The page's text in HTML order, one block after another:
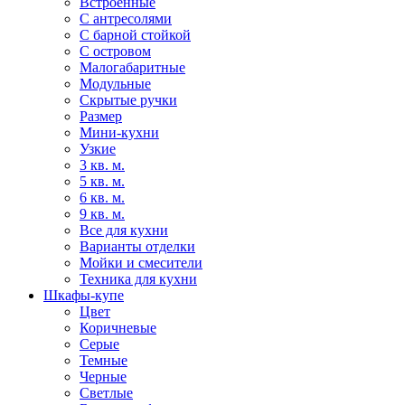
С антресолями
С барной стойкой
С островом
Малогабаритные
Модульные
Скрытые ручки
Размер
Мини-кухни
Узкие
3 кв. м.
5 кв. м.
6 кв. м.
9 кв. м.
Все для кухни
Варианты отделки
Мойки и смесители
Техника для кухни
Шкафы-купе
Цвет
Коричневые
Серые
Темные
Черные
Светлые